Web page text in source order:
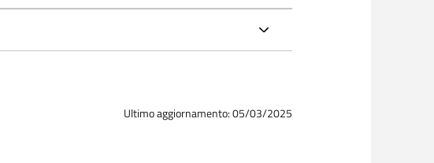
Ultimo aggiornamento: 05/03/2025